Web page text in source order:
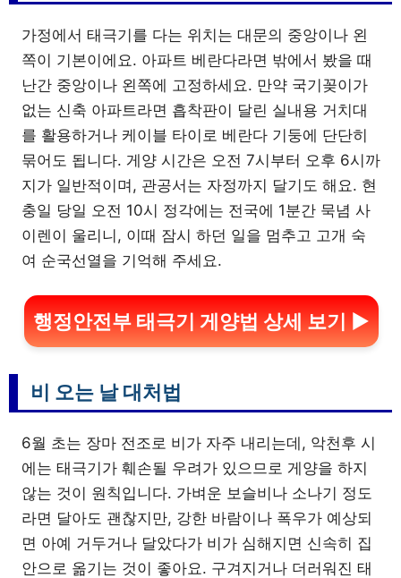
가정에서 태극기를 다는 위치는 대문의 중앙이나 왼
쪽이 기본이에요. 아파트 베란다라면 밖에서 봤을 때
난간 중앙이나 왼쪽에 고정하세요. 만약 국기꽂이가
없는 신축 아파트라면 흡착판이 달린 실내용 거치대
를 활용하거나 케이블 타이로 베란다 기둥에 단단히
묶어도 됩니다. 게양 시간은 오전 7시부터 오후 6시까
지가 일반적이며, 관공서는 자정까지 달기도 해요. 현
충일 당일 오전 10시 정각에는 전국에 1분간 묵념 사
이렌이 울리니, 이때 잠시 하던 일을 멈추고 고개 숙
여 순국선열을 기억해 주세요.
행정안전부 태극기 게양법 상세 보기 ▶
비 오는 날 대처법
6월 초는 장마 전조로 비가 자주 내리는데, 악천후 시
에는 태극기가 훼손될 우려가 있으므로 게양을 하지
않는 것이 원칙입니다. 가벼운 보슬비나 소나기 정도
라면 달아도 괜찮지만, 강한 바람이나 폭우가 예상되
면 아예 거두거나 달았다가 비가 심해지면 신속히 집
안으로 옮기는 것이 좋아요. 구겨지거나 더러워진 태